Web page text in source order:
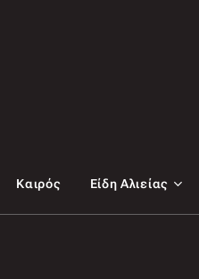
Καιρός Είδη Αλιείας